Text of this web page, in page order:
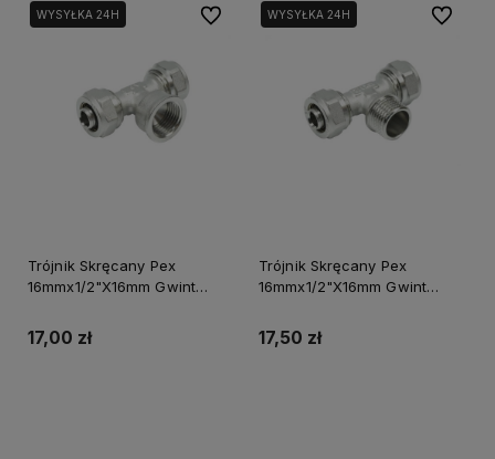
WYSYŁKA 24H
Trójnik Skręcany Pex
16mmx1/2"X16mm Gwint
17,00 zł
Do ulubionychWYSYŁKA 24H
Trójnik Skręcany Pex
16mmx1/2"X16mm Gwint
17,50 zł
Do